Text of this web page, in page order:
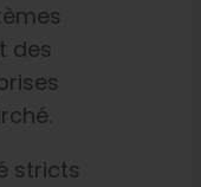
des
stricts